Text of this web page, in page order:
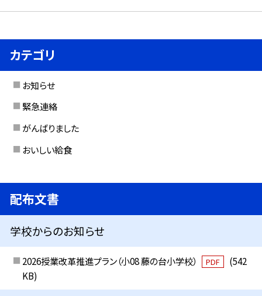
カテゴリ
お知らせ
緊急連絡
がんばりました
おいしい給食
配布文書
学校からのお知らせ
2026授業改革推進プラン（小08 藤の台小学校） PDF
(542
KB)